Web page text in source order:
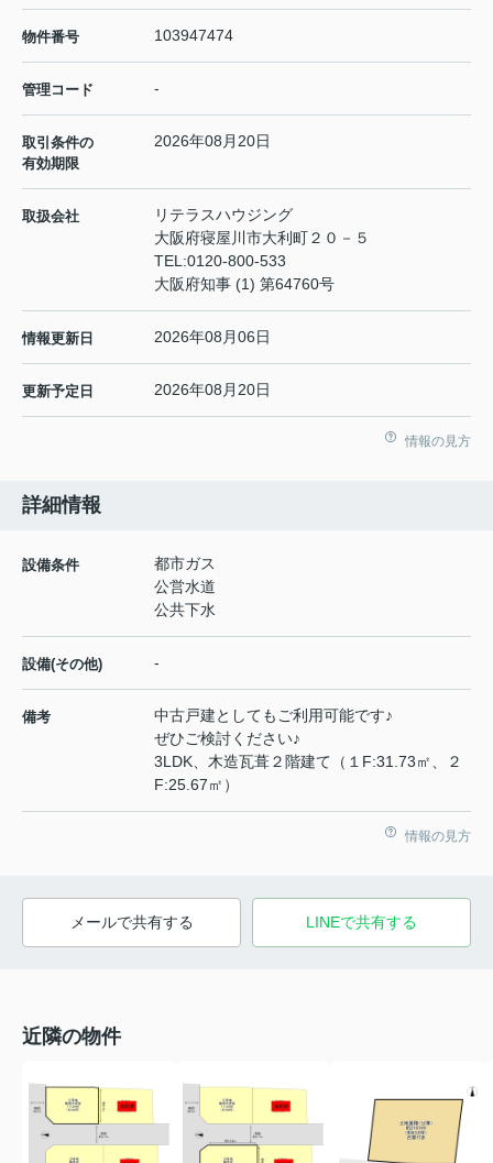
物件番号 103947474
管理コード -
取引条件の
有効期限
2026年08月20日
取扱会社
リテラスハウジング
大阪府寝屋川市大利町２０－５
TEL:0120-800-533
大阪府知事 (1) 第64760号
情報更新日 2026年08月06日
更新予定日 2026年08月20日
情報の見方
詳細情報
設備条件
都市ガス
公営水道
公共下水
設備(その他) -
備考
中古戸建としてもご利用可能です♪
ぜひご検討ください♪
3LDK、木造瓦葺２階建て（１F:31.73㎡、２
F:25.67㎡）
情報の見方
メールで共有する LINEで共有する
近隣の物件